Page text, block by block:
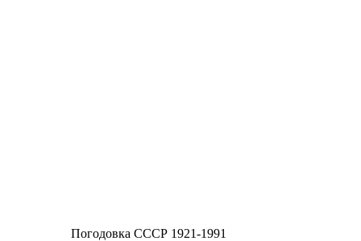
Погодовка СССР 1921-1991